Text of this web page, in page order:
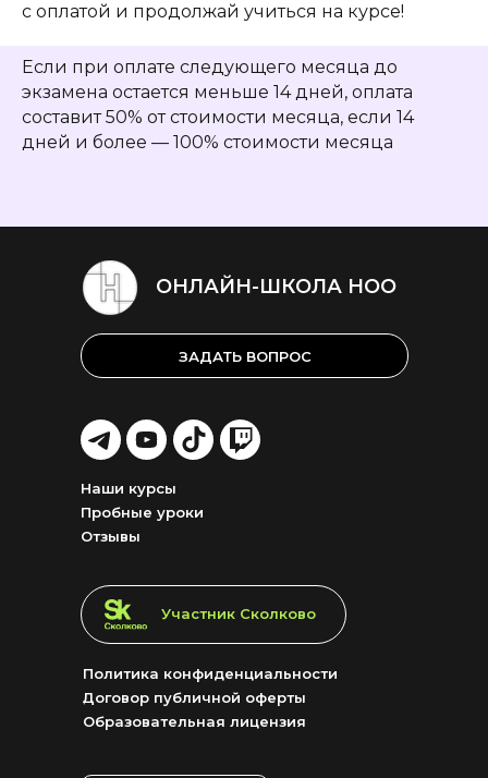
с оплатой и продолжай учиться на курсе!
Если при оплате следующего месяца до
экзамена остается меньше 14 дней, оплата
составит 50% от стоимости месяца, если 14
дней и более — 100% стоимости месяца
ОНЛАЙН-ШКОЛА НОО
LET'S
GO!
LET'S
GO!
LET'S
GO!
LET'S
GO!
Образовательная лицензия
Договор публичной оферты
Политика конфиденциальности
Отзывы
Пробные уроки
Наши курсы
ЗАДАТЬ ВОПРОС
Участник Сколково
LET'S GO!